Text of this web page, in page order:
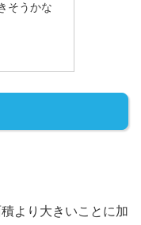
そうかな
より大きいことに加